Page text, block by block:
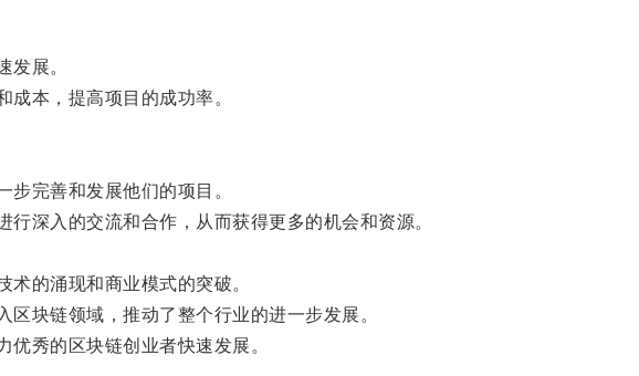
展。
本，提高项目的成功率。
完善和发展他们的项目。
深入的交流和合作，从而获得更多的机会和资源。
的涌现和商业模式的突破。
块链领域，推动了整个行业的进一步发展。
秀的区块链创业者快速发展。